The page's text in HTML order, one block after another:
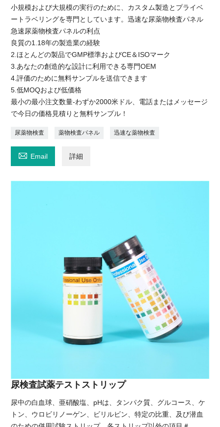
小規模および大規模の実行のために、カスタム製造とプライベ
ートラベリングを専門としています。迅速な尿薬物検査パネル
急速尿薬物検査パネルの利点
良質の1.18年の製造業の経験
2.ほとんどの製品でGMP標準およびCE＆ISOマーク
3.あなたの創造的な設計に利用できる専門OEM
4.評価のために無料サンプルを送信できます
5.低MOQおよび低価格
最小の最小注文数量-わずか2000米ドル、電話またはメッセージ
で今日の価格見積りと無料サンプル！
尿薬物検査 薬物検査パネル 迅速な薬物検査
 Email 詳細
尿検査試薬テストストリップ
尿中の白血球、亜硝酸塩、pHは、タンパク質、グルコース、ケ
トン、ウロビリノーゲン、ビリルビン、特定の比重、及び潜血